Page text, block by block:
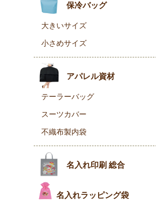
保冷バッグ
大きいサイズ
小さめサイズ
アパレル資材
テーラーバッグ
スーツカバー
不織布製内袋
名入れ印刷 総合
名入れラッピング袋